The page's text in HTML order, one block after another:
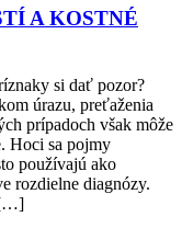
A KOSTNÉ
si dať pozor?
úrazu, preťaženia
prípadoch však môže
Hoci sa pojmy
používajú ako
rozdielne diagnózy.
[…]